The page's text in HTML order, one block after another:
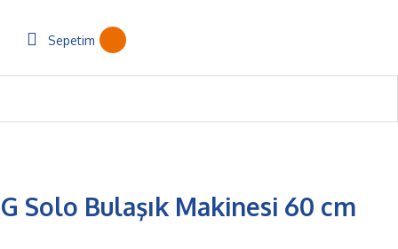
Sepetim
Solo Bulaşık Makinesi 60 cm